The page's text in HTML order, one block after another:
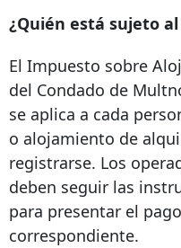
¿Quién está sujeto
El Impuesto sobre
del Condado de
se aplica a cada
o alojamiento de
registrarse. Los
deben seguir las
para presentar el
correspondiente.